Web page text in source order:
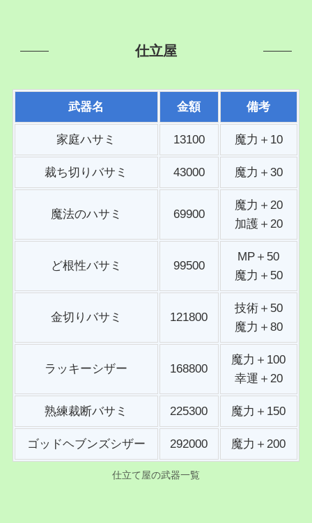
仕立屋
武器名 金額 備考
家庭ハサミ 13100 魔力＋10
裁ち切りバサミ 43000 魔力＋30
魔法のハサミ 69900
魔力＋20
加護＋20
ど根性バサミ 99500
MP＋50
魔力＋50
金切りバサミ 121800
技術＋50
魔力＋80
ラッキーシザー 168800
魔力＋100
幸運＋20
熟練裁断バサミ 225300 魔力＋150
ゴッドヘブンズシザー 292000 魔力＋200
仕立て屋の武器一覧